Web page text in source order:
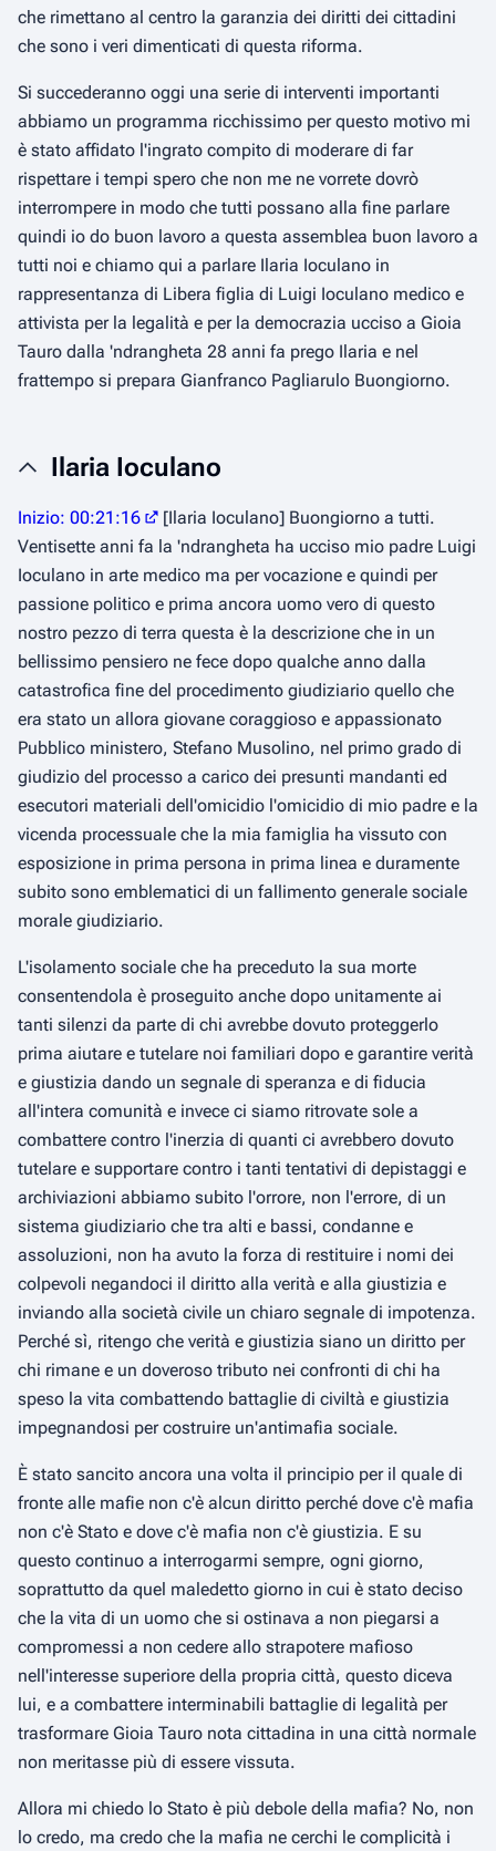
che rimettano al centro la garanzia dei diritti dei cittadini
che sono i veri dimenticati di questa riforma.
Si succederanno oggi una serie di interventi importanti
abbiamo un programma ricchissimo per questo motivo mi
è stato affidato l'ingrato compito di moderare di far
rispettare i tempi spero che non me ne vorrete dovrò
interrompere in modo che tutti possano alla fine parlare
quindi io do buon lavoro a questa assemblea buon lavoro a
tutti noi e chiamo qui a parlare Ilaria Ioculano in
rappresentanza di Libera figlia di Luigi Ioculano medico e
attivista per la legalità e per la democrazia ucciso a Gioia
Tauro dalla 'ndrangheta 28 anni fa prego Ilaria e nel
frattempo si prepara Gianfranco Pagliarulo Buongiorno.
Ilaria Ioculano
Inizio: 00:21:16
[Ilaria Ioculano] Buongiorno a tutti.
Ventisette anni fa la 'ndrangheta ha ucciso mio padre Luigi
Ioculano in arte medico ma per vocazione e quindi per
passione politico e prima ancora uomo vero di questo
nostro pezzo di terra questa è la descrizione che in un
bellissimo pensiero ne fece dopo qualche anno dalla
catastrofica fine del procedimento giudiziario quello che
era stato un allora giovane coraggioso e appassionato
Pubblico ministero, Stefano Musolino, nel primo grado di
giudizio del processo a carico dei presunti mandanti ed
esecutori materiali dell'omicidio l'omicidio di mio padre e la
vicenda processuale che la mia famiglia ha vissuto con
esposizione in prima persona in prima linea e duramente
subito sono emblematici di un fallimento generale sociale
morale giudiziario.
L'isolamento sociale che ha preceduto la sua morte
consentendola è proseguito anche dopo unitamente ai
tanti silenzi da parte di chi avrebbe dovuto proteggerlo
prima aiutare e tutelare noi familiari dopo e garantire verità
e giustizia dando un segnale di speranza e di fiducia
all'intera comunità e invece ci siamo ritrovate sole a
combattere contro l'inerzia di quanti ci avrebbero dovuto
tutelare e supportare contro i tanti tentativi di depistaggi e
archiviazioni abbiamo subito l'orrore, non l'errore, di un
sistema giudiziario che tra alti e bassi, condanne e
assoluzioni, non ha avuto la forza di restituire i nomi dei
colpevoli negandoci il diritto alla verità e alla giustizia e
inviando alla società civile un chiaro segnale di impotenza.
Perché sì, ritengo che verità e giustizia siano un diritto per
chi rimane e un doveroso tributo nei confronti di chi ha
speso la vita combattendo battaglie di civiltà e giustizia
impegnandosi per costruire un'antimafia sociale.
È stato sancito ancora una volta il principio per il quale di
fronte alle mafie non c'è alcun diritto perché dove c'è mafia
non c'è Stato e dove c'è mafia non c'è giustizia. E su
questo continuo a interrogarmi sempre, ogni giorno,
soprattutto da quel maledetto giorno in cui è stato deciso
che la vita di un uomo che si ostinava a non piegarsi a
compromessi a non cedere allo strapotere mafioso
nell'interesse superiore della propria città, questo diceva
lui, e a combattere interminabili battaglie di legalità per
trasformare Gioia Tauro nota cittadina in una città normale
non meritasse più di essere vissuta.
Allora mi chiedo lo Stato è più debole della mafia? No, non
lo credo, ma credo che la mafia ne cerchi le complicità i